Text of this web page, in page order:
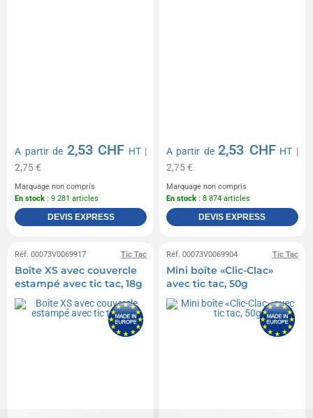
A partir de 2,53 CHF HT|
2,75 €
Marquage non compris
En stock : 9 281 articles
DEVIS EXPRESS
A partir de2,53 CHF HT |
2,75 €
Marquage non compris
En stock : 8 874 articles
DEVIS EXPRESS
Tic Tac
Réf. 00073V0069917
Boîte XS avec couvercle
estampé avec tic tac, 18g
Tic Tac
Réf. 00073V0069904
Mini boîte «Clic-Clac»
avec tic tac, 50g